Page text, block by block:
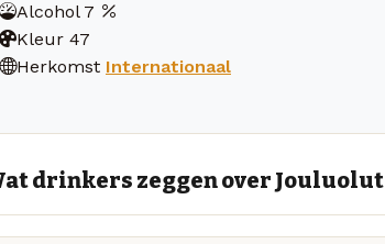
Alcohol 7
Kleur 47
Herkomst Internationaal
drinkers zeggen over Jouluolut